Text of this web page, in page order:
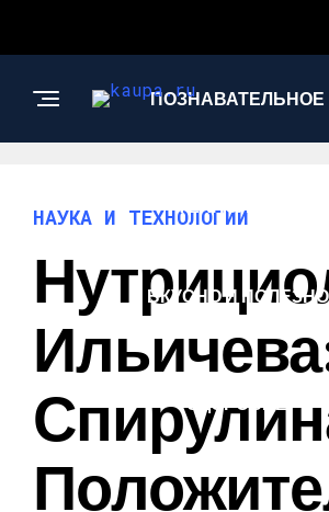
ПОЗНАВАТЕЛЬНОЕ
ТЕХНОЛОГИИ
ВКУСНО И ПОЛЕЗНО
ЗДОРОВЬЕ
НАУКА И ТЕХНОЛОГИИ